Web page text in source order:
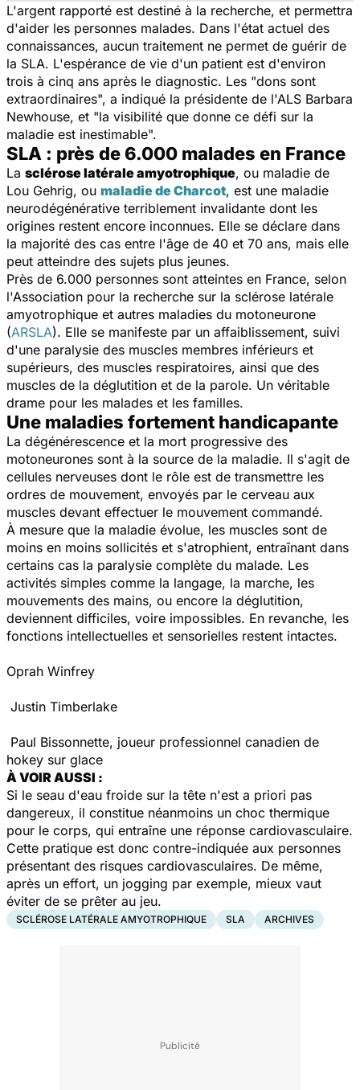
L'argent rapporté est destiné à la recherche, et permettra
d'aider les personnes malades. Dans l'état actuel des
connaissances, aucun traitement ne permet de guérir de
la SLA. L'espérance de vie d'un patient est d'environ
trois à cinq ans après le diagnostic. Les "dons sont
extraordinaires", a indiqué la présidente de l'ALS Barbara
Newhouse, et "la visibilité que donne ce défi sur la
maladie est inestimable".
SLA : près de 6.000 malades en France
La sclérose latérale amyotrophique, ou maladie de
Lou Gehrig, ou maladie de Charcot, est une maladie
neurodégénérative terriblement invalidante dont les
origines restent encore inconnues. Elle se déclare dans
la majorité des cas entre l'âge de 40 et 70 ans, mais elle
peut atteindre des sujets plus jeunes.
Près de 6.000 personnes sont atteintes en France, selon
l'Association pour la recherche sur la sclérose latérale
amyotrophique et autres maladies du motoneurone
(ARSLA). Elle se manifeste par un affaiblissement, suivi
d'une paralysie des muscles membres inférieurs et
supérieurs, des muscles respiratoires, ainsi que des
muscles de la déglutition et de la parole. Un véritable
drame pour les malades et les familles.
Une maladies fortement handicapante
La dégénérescence et la mort progressive des
motoneurones sont à la source de la maladie. Il s'agit de
cellules nerveuses dont le rôle est de transmettre les
ordres de mouvement, envoyés par le cerveau aux
muscles devant effectuer le mouvement commandé.
À mesure que la maladie évolue, les muscles sont de
moins en moins sollicités et s'atrophient, entraînant dans
certains cas la paralysie complète du malade. Les
activités simples comme la langage, la marche, les
mouvements des mains, ou encore la déglutition,
deviennent difficiles, voire impossibles. En revanche, les
fonctions intellectuelles et sensorielles restent intactes.
Oprah Winfrey
Justin Timberlake
Paul Bissonnette, joueur professionnel canadien de
hokey sur glace
À VOIR AUSSI :
Si le seau d'eau froide sur la tête n'est a priori pas
dangereux, il constitue néanmoins un choc thermique
pour le corps, qui entraîne une réponse cardiovasculaire.
Cette pratique est donc contre-indiquée aux personnes
présentant des risques cardiovasculaires. De même,
après un effort, un jogging par exemple, mieux vaut
éviter de se prêter au jeu.
SCLÉROSE LATÉRALE AMYOTROPHIQUE SLA ARCHIVES